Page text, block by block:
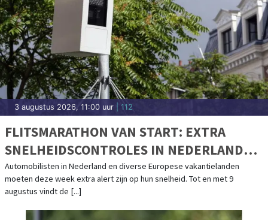
3 augustus 2026, 11:00 uur | 112
FLITSMARATHON VAN START: EXTRA
SNELHEIDSCONTROLES IN NEDERLAND
EN POPULAIRE VAKANTIELANDEN
Automobilisten in Nederland en diverse Europese vakantielanden
moeten deze week extra alert zijn op hun snelheid. Tot en met 9
augustus vindt de [...]